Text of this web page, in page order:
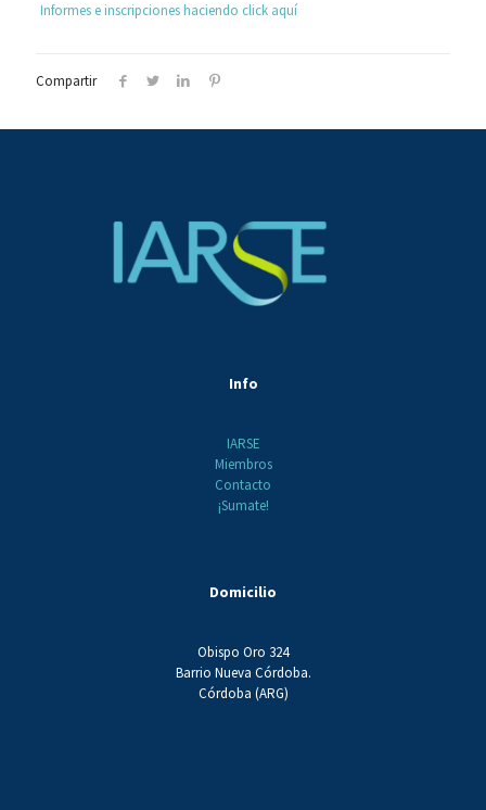
Informes e inscripciones haciendo click aquí
Compartir
Info
IARSE
Miembros
Contacto
¡Sumate!
Domicilio
Obispo Oro 324
Barrio Nueva Córdoba.
Córdoba (ARG)